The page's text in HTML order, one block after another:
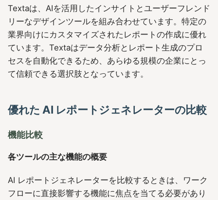
Textaは、AIを活用したインサイトとユーザーフレンド
リーなデザインツールを組み合わせています。特定の
業界向けにカスタマイズされたレポートの作成に優れ
ています。Textaはデータ分析とレポート生成のプロ
セスを自動化できるため、あらゆる規模の企業にとっ
て信頼できる選択肢となっています。
優れた AI レポートジェネレーターの比較
機能比較
各ツールの主な機能の概要
AI レポートジェネレーターを比較するときは、ワーク
フローに直接影響する機能に焦点を当てる必要があり